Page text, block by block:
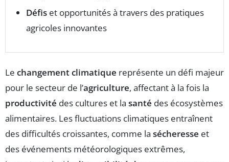
Défis et opportunités à travers des pratiques
agricoles innovantes
Le changement climatique représente un défi majeur
pour le secteur de l’agriculture, affectant à la fois la
productivité des cultures et la santé des écosystèmes
alimentaires. Les fluctuations climatiques entraînent
des difficultés croissantes, comme la sécheresse et
des événements météorologiques extrêmes,